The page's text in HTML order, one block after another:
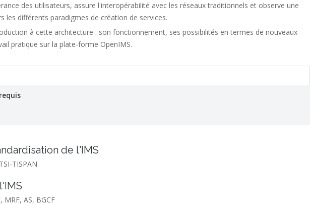
des utilisateurs, assure l'interopérabilité avec les réseaux traditionnels et observe une
les différents paradigmes de création de services.
à cette architecture : son fonctionnement, ses possibilités en termes de nouveaux
pratique sur la plate-forme OpenIMS.
de l'IMS
TISPAN
MRF, AS, BGCF